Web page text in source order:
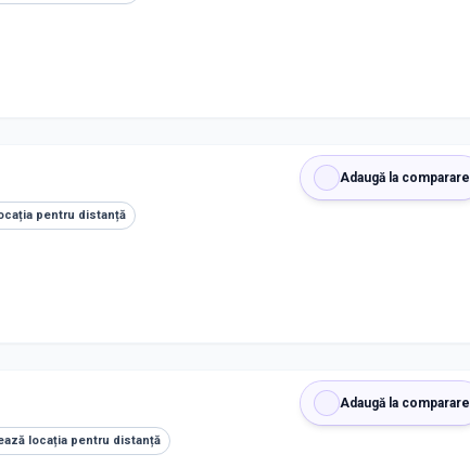
Adaugă la comparare
pentru distanță
Adaugă la comparare
locația pentru distanță